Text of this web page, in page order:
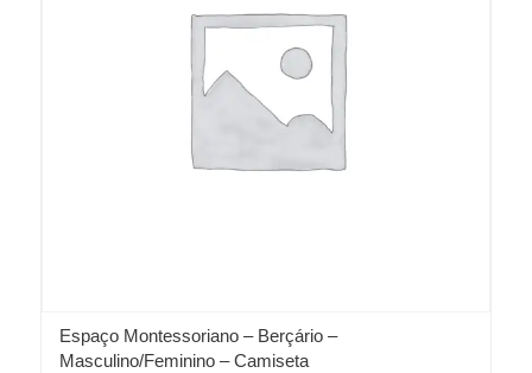
Espaço Montessoriano – Berçário –
Masculino/Feminino – Camiseta